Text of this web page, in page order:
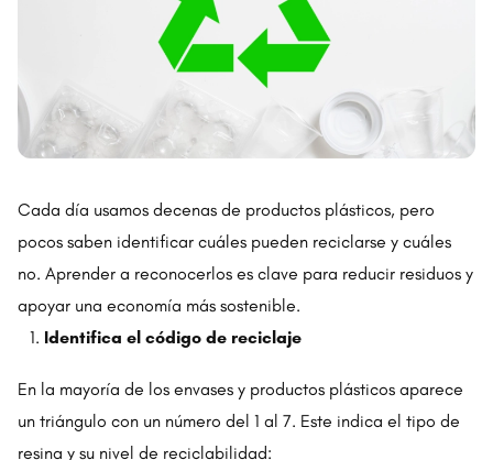
Cada día usamos decenas de productos plásticos, pero
pocos saben identificar cuáles pueden reciclarse y cuáles
no. Aprender a reconocerlos es clave para reducir residuos y
apoyar una economía más sostenible.
Identifica el código de reciclaje
En la mayoría de los envases y productos plásticos aparece
un triángulo con un número del 1 al 7. Este indica el tipo de
resina y su nivel de reciclabilidad: